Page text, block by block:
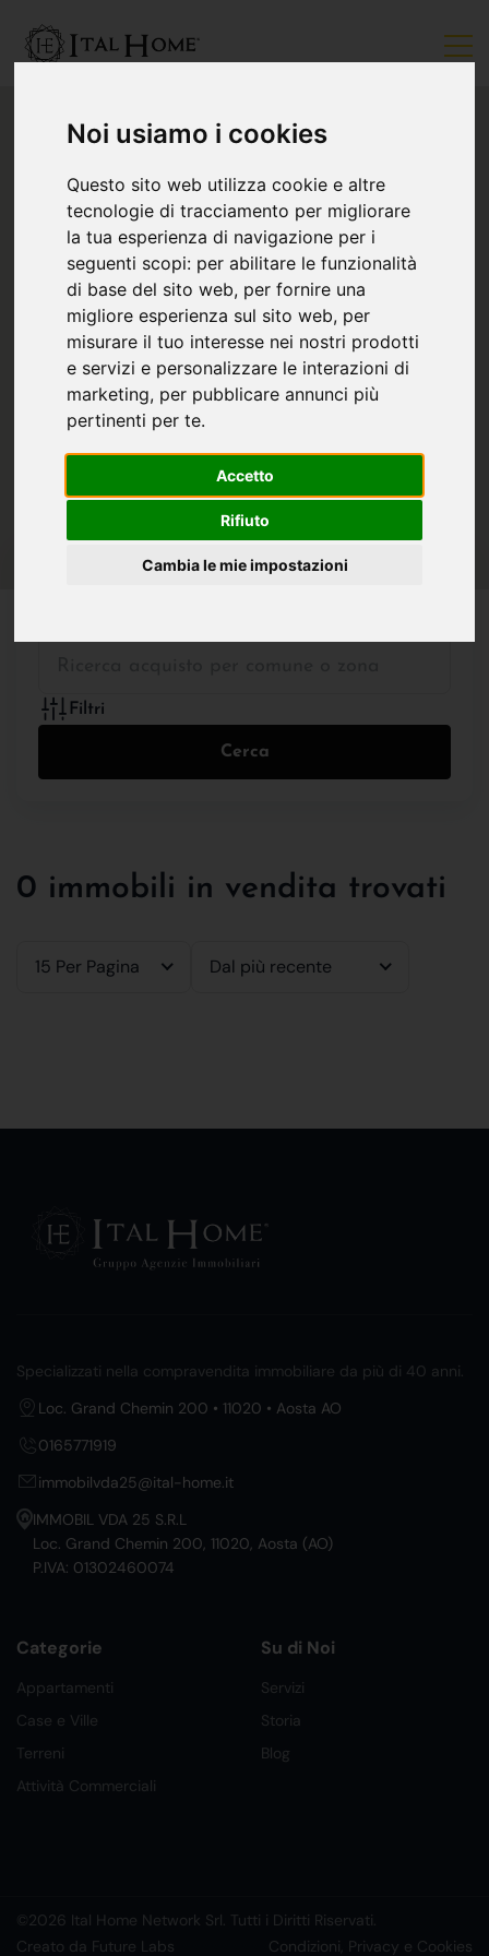
Noi usiamo i cookies
Questo sito web utilizza cookie e altre
tecnologie di tracciamento per migliorare
la tua esperienza di navigazione per i
seguenti scopi: per abilitare le funzionalità
di base del sito web, per fornire una
migliore esperienza sul sito web, per
misurare il tuo interesse nei nostri prodotti
e servizi e personalizzare le interazioni di
marketing, per pubblicare annunci più
pertinenti per te.
Accetto
Rifiuto
Cambia le mie impostazioni
Filtri
Cerca
0 immobili in vendita trovati
15 Per Pagina Dal più recente
Specializzati nella compravendita immobiliare da più di 40 anni.
Loc. Grand Chemin 200 • 11020 • Aosta AO
0165771919
immobilvda25@ital-home.it
IMMOBIL VDA 25 S.R.L
Loc. Grand Chemin 200, 11020, Aosta (AO)
P.IVA: 01302460074
Categorie
Appartamenti
Case e Ville
Terreni
Attività Commerciali
Su di Noi
Servizi
Storia
Blog
©2026 Ital Home Network Srl. Tutti i Diritti Riservati.
Creato da Future Labs
Condizioni, Privacy e Cookies